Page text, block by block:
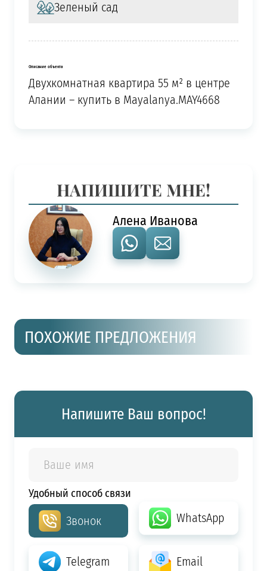
Зеленый сад
Описание объекта
Двухкомнатная квартира 55 м² в центре
Алании – купить в Mayalanya.MAY4668
НАПИШИТЕ МНЕ!
Алена Иванова
ПОХОЖИЕ ПРЕДЛОЖЕНИЯ
Напишите Ваш вопрос!
Удобный способ связи
Звонок WhatsApp
Telegram Email